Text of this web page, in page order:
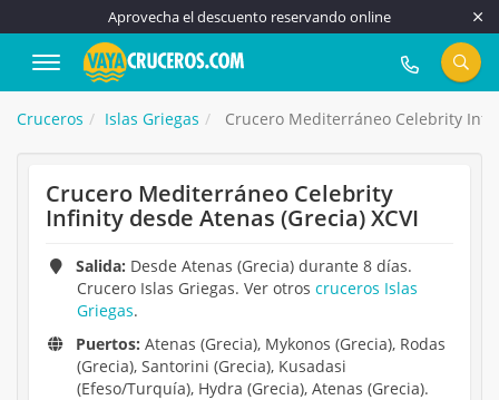
Aprovecha el descuento reservando online
917 815 555
Cruceros Islas Griegas Crucero Mediterráneo Celebrity
Crucero Mediterráneo Celebrity
Infinity desde Atenas (Grecia) XCVI
Salida: Desde Atenas (Grecia) durante 8 días.
Crucero Islas Griegas. Ver otros cruceros Islas
Griegas.
Puertos: Atenas (Grecia), Mykonos (Grecia), Rodas
(Grecia), Santorini (Grecia), Kusadasi
(Efeso/Turquía), Hydra (Grecia), Atenas (Grecia).